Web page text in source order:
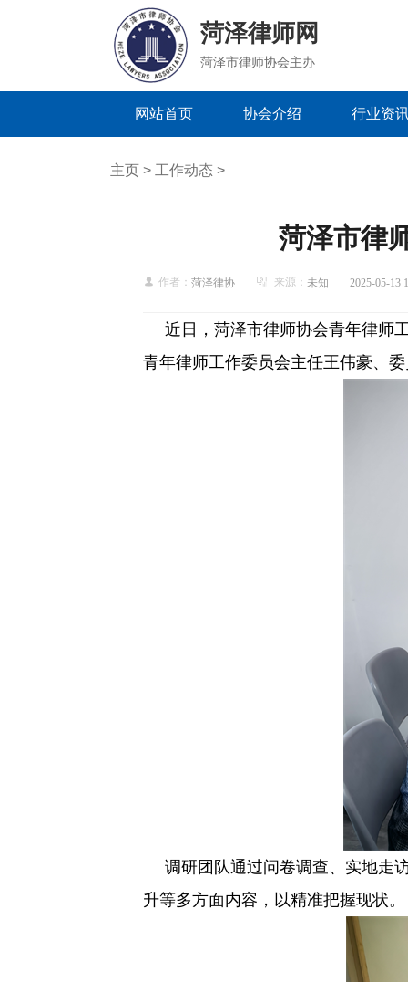
菏泽律师网
菏泽市律师协会主办
网站首页 协会介绍 行业资
主页 > 工作动态 >
菏泽市律
作者： 菏泽律协 来源： 未知 2025-05-13
近日，菏泽市律师协会青年律师
青年律师工作委员会主任王伟豪、
调研团队通过问卷调查、实地走
升等多方面内容，以精准把握现状。